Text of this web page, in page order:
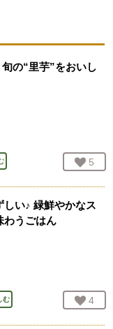
の“里芋”をおいし
お気
5
しい♪ 緑鮮やかなス
わうごはん
む お気
4